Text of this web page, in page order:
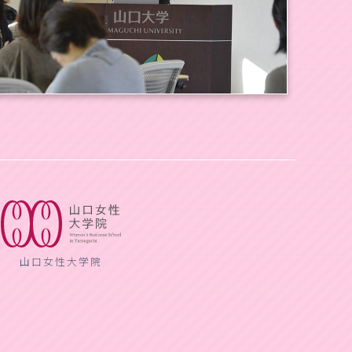
山口女性大学院